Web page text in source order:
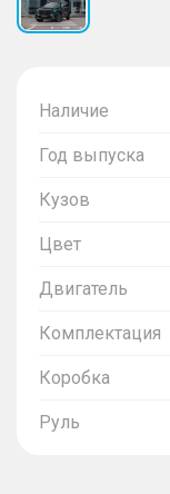
Наличие
Год выпуска
Кузов
Цвет
Двигатель
Комплектация
Коробка
Руль